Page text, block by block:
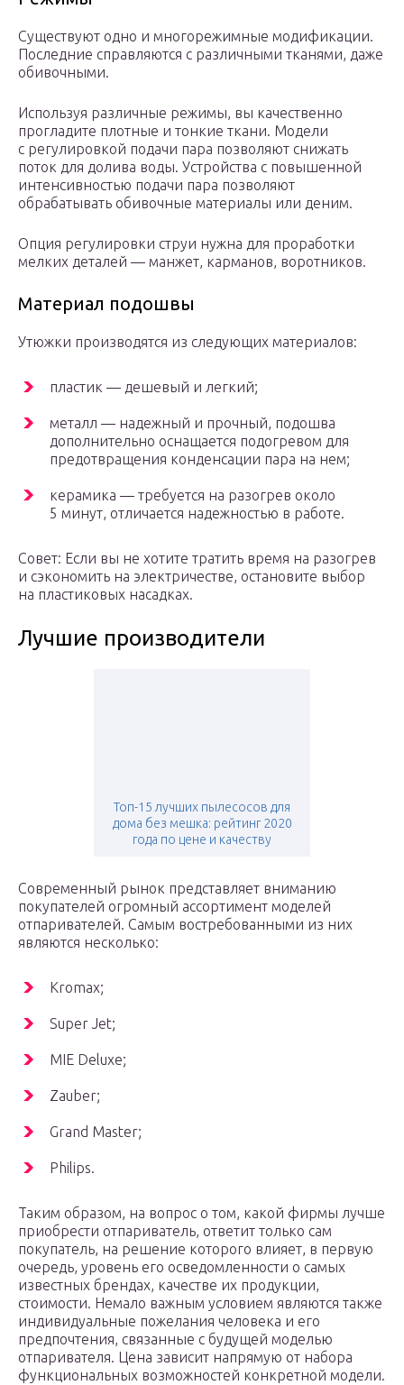
Существуют одно и многорежимные модификации.
Последние справляются с различными тканями, даже
обивочными.
Используя различные режимы, вы качественно
прогладите плотные и тонкие ткани. Модели
с регулировкой подачи пара позволяют снижать
поток для долива воды. Устройства с повышенной
интенсивностью подачи пара позволяют
обрабатывать обивочные материалы или деним.
Опция регулировки струи нужна для проработки
мелких деталей — манжет, карманов, воротников.
Материал подошвы
Утюжки производятся из следующих материалов:
пластик — дешевый и легкий;
металл — надежный и прочный, подошва
дополнительно оснащается подогревом для
предотвращения конденсации пара на нем;
керамика — требуется на разогрев около
5 минут, отличается надежностью в работе.
Совет: Если вы не хотите тратить время на разогрев
и сэкономить на электричестве, остановите выбор
на пластиковых насадках.
Лучшие производители
Топ-15 лучших пылесосов для
дома без мешка: рейтинг 2020
года по цене и качеству
Современный рынок представляет вниманию
покупателей огромный ассортимент моделей
отпаривателей. Самым востребованными из них
являются несколько:
Kromax;
Super Jet;
MIE Deluxe;
Zauber;
Grand Master;
Philips.
Таким образом, на вопрос о том, какой фирмы лучше
приобрести отпариватель, ответит только сам
покупатель, на решение которого влияет, в первую
очередь, уровень его осведомленности о самых
известных брендах, качестве их продукции,
стоимости. Немало важным условием являются также
индивидуальные пожелания человека и его
предпочтения, связанные с будущей моделью
отпаривателя. Цена зависит напрямую от набора
функциональных возможностей конкретной модели.